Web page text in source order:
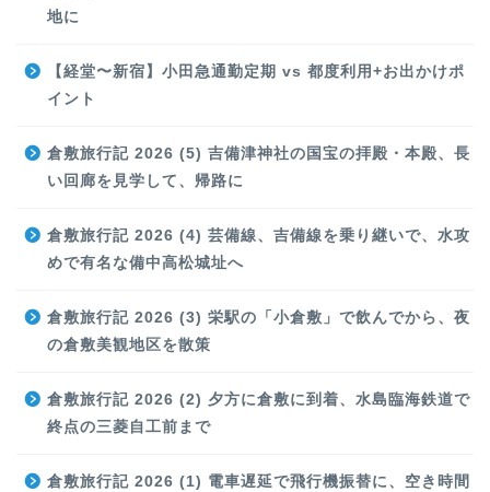
地に
【経堂〜新宿】小田急通勤定期 vs 都度利用+お出かけポ
イント
倉敷旅行記 2026 (5) 吉備津神社の国宝の拝殿・本殿、長
い回廊を見学して、帰路に
倉敷旅行記 2026 (4) 芸備線、吉備線を乗り継いで、水攻
めで有名な備中高松城址へ
倉敷旅行記 2026 (3) 栄駅の「小倉敷」で飲んでから、夜
の倉敷美観地区を散策
倉敷旅行記 2026 (2) 夕方に倉敷に到着、水島臨海鉄道で
終点の三菱自工前まで
倉敷旅行記 2026 (1) 電車遅延で飛行機振替に、空き時間